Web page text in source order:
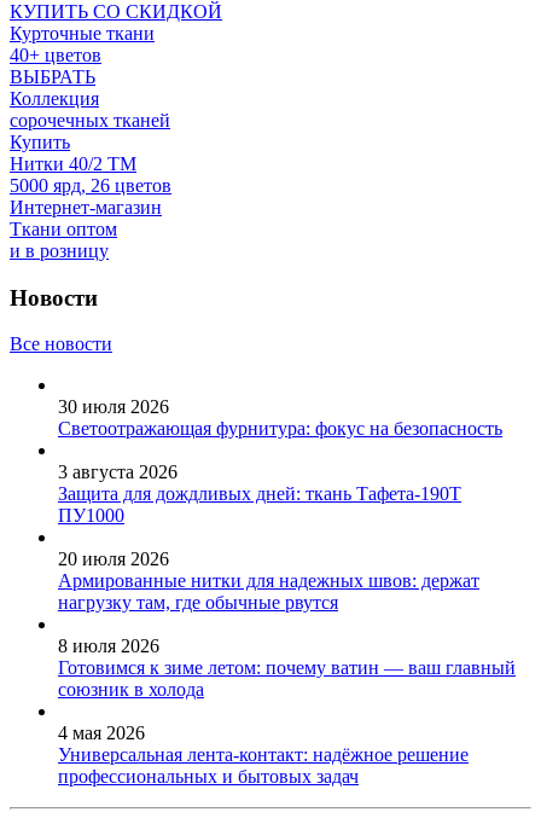
КУПИТЬ СО СКИДКОЙ
Курточные ткани
40+ цветов
ВЫБРАТЬ
Коллекция
сорочечных тканей
Купить
Нитки 40/2 ТМ
5000 ярд, 26 цветов
Интернет-магазин
Ткани оптом
и в розницу
Новости
Все новости
30 июля 2026
Светоотражающая фурнитура: фокус на безопасность
3 августа 2026
Защита для дождливых дней: ткань Тафета-190Т
ПУ1000
20 июля 2026
Армированные нитки для надежных швов: держат
нагрузку там, где обычные рвутся
8 июля 2026
Готовимся к зиме летом: почему ватин — ваш главный
союзник в холода
4 мая 2026
Универсальная лента-контакт: надёжное решение
профессиональных и бытовых задач